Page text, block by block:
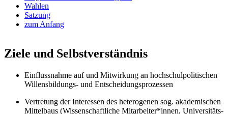
Wahlen
Satzung
zum Anfang
Ziele und Selbstverständnis
Einflussnahme auf und Mitwirkung an hochschulpolitischen
Willensbildungs- und Entscheidungsprozessen
Vertretung der Interessen des heterogenen sog. akademischen
Mittelbaus (Wissenschaftliche Mitarbeiter*innen, Universitäts-